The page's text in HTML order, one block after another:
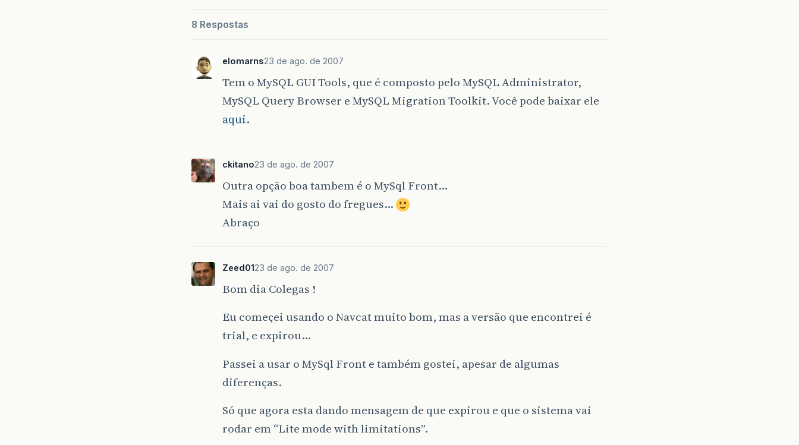
8 Respostas
elomarns23 de ago. de 2007
Tem o MySQL GUI Tools, que é composto pelo MySQL Administrator,
MySQL Query Browser e MySQL Migration Toolkit. Você pode baixar ele
aqui.
ckitano23 de ago. de 2007
Outra opção boa tambem é o MySql Front…
Mais ai vai do gosto do fregues…
Abraço
Zeed0123 de ago. de 2007
Bom dia Colegas !
Eu começei usando o Navcat muito bom, mas a versão que encontrei é
trial, e expirou…
Passei a usar o MySql Front e também gostei, apesar de algumas
diferenças.
Só que agora esta dando mensagem de que expirou e que o sistema vai
rodar em “Lite mode with limitations”.